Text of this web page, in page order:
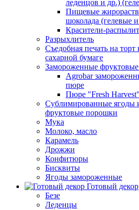
леденцов и др.)
Пищевые
шоколада (гелевые
Красители-
Разрыхлитель
Съедобная печать на
сахарной бумаге
Замороженные
Agrobar
пюре
Пюре "Fresh Harvest"
Сублимированные ягоды
фруктовые порошки
Мука
Молоко, масло
Карамель
Дрожжи
Конфитюры
Бисквиты
Ягоды замороженные
Готовый декор
Безе
Леденцы